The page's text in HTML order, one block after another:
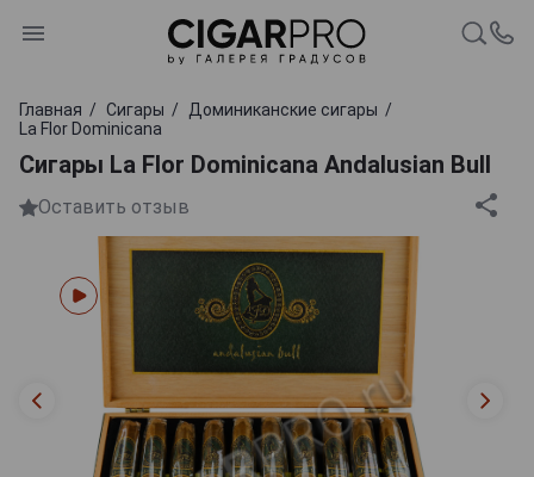
Главная Сигары
Доминиканские сигары
La Flor Dominicana
Сигары La Flor Dominicana Andalusian Bull
Оставить отзыв